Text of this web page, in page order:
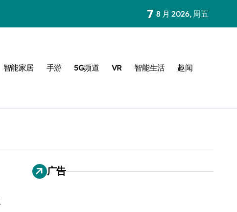
7 8 月 2026, 周五
智能家居 手游 5G频道 VR 智能生活 趣闻
广告